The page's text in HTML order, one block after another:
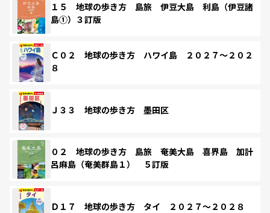
１５ 地球の歩き方 島旅 伊豆大島 利島（伊豆諸
島①）３訂版
Ｃ０２ 地球の歩き方 ハワイ島 ２０２７～２０２
８
Ｊ３３ 地球の歩き方 墨田区
０２ 地球の歩き方 島旅 奄美大島 喜界島 加計
呂麻島（奄美群島１） ５訂版
Ｄ１７ 地球の歩き方 タイ ２０２７～２０２８